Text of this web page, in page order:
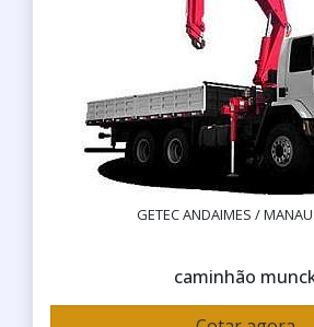
GETEC ANDAIMES /
caminhão